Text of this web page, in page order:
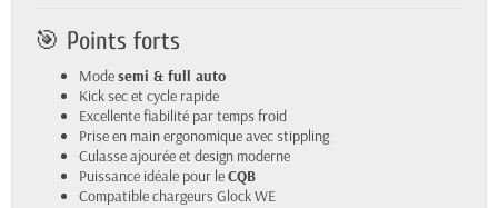
🎯 Points forts
Modesemi & full auto
Kick sec et cycle rapide
Excellente fiabilité par temps froid
Prise en main ergonomique avec stippling
Culasse ajourée et design moderne
Puissance idéale pour leCQB
Compatible chargeurs Glock WE